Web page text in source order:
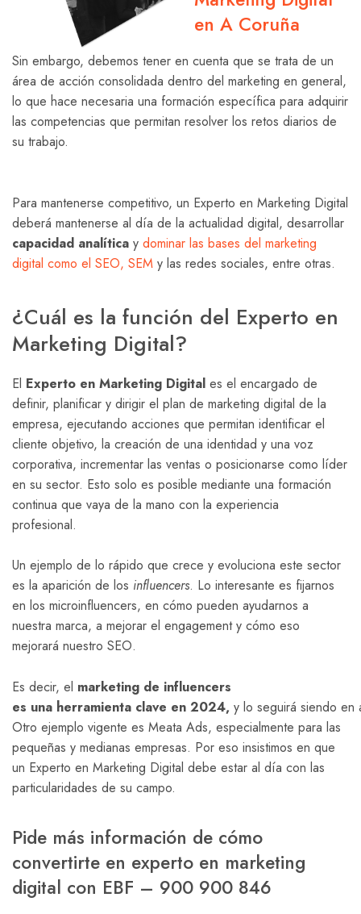
en A Coruña
Sin embargo, debemos tener en cuenta que se trata de un
área de acción consolidada dentro del marketing en general,
lo que hace necesaria una formación específica para adquirir
las competencias que permitan resolver los retos diarios de
su trabajo.
Para mantenerse competitivo, un Experto en Marketing Digital
deberá mantenerse al día de la actualidad digital, desarrollar
capacidad analítica y dominar las bases del marketing
digital como el SEO, SEM y las redes sociales, entre otras.
¿Cuál es la función del Experto en
Marketing Digital?
El Experto en Marketing Digital es el encargado de
definir, planificar y dirigir el plan de marketing digital de la
empresa, ejecutando acciones que permitan identificar el
cliente objetivo, la creación de una identidad y una voz
corporativa, incrementar las ventas o posicionarse como líder
en su sector. Esto solo es posible mediante una formación
continua que vaya de la mano con la experiencia
profesional.
Un ejemplo de lo rápido que crece y evoluciona este sector
es la aparición de los influencers. Lo interesante es fijarnos
en los microinfluencers, en cómo pueden ayudarnos a
nuestra marca, a mejorar el engagement y cómo eso
mejorará nuestro SEO.
Es decir, el marketing de influencers
es una herramienta clave en 2024, y lo seguirá siendo en
Otro ejemplo vigente es Meata Ads, especialmente para las
pequeñas y medianas empresas. Por eso insistimos en que
un Experto en Marketing Digital debe estar al día con las
particularidades de su campo.
Pide más información de cómo
convertirte en experto en marketing
digital con EBF – 900 900 846